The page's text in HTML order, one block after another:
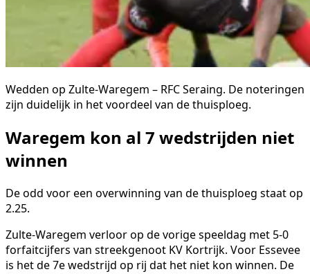
Wedden op Zulte-Waregem – RFC Seraing. De noteringen
zijn duidelijk in het voordeel van de thuisploeg.
Waregem kon al 7 wedstrijden niet
winnen
De odd voor een overwinning van de thuisploeg staat op
2.25.
Zulte-Waregem verloor op de vorige speeldag met 5-0
forfaitcijfers van streekgenoot KV Kortrijk. Voor Essevee
is het de 7e wedstrijd op rij dat het niet kon winnen. De